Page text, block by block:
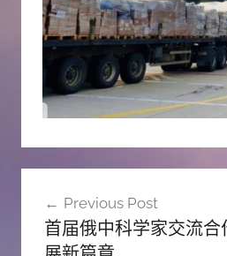
Previous Post
首届俄中科学家交流合